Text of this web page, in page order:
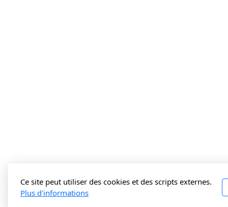
Ce site peut utiliser des cookies et des scripts externes.
Plus d'informations